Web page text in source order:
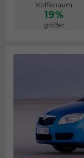
Kofferraum
19%
größer